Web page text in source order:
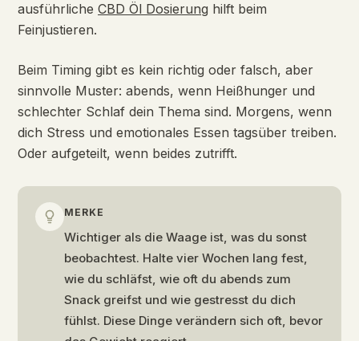
ausführliche CBD Öl Dosierung hilft beim
Feinjustieren.
Beim Timing gibt es kein richtig oder falsch, aber
sinnvolle Muster: abends, wenn Heißhunger und
schlechter Schlaf dein Thema sind. Morgens, wenn
dich Stress und emotionales Essen tagsüber treiben.
Oder aufgeteilt, wenn beides zutrifft.
MERKE
Wichtiger als die Waage ist, was du sonst
beobachtest. Halte vier Wochen lang fest,
wie du schläfst, wie oft du abends zum
Snack greifst und wie gestresst du dich
fühlst. Diese Dinge verändern sich oft, bevor